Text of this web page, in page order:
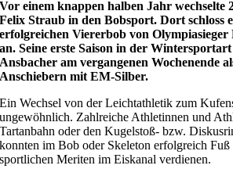
Vor einem knappen halben Jahr wechselte
Felix Straub in den Bobsport. Dort schloss
erfolgreichen Viererbob von Olympiasieger
an. Seine erste Saison in der
Ansbacher am vergangenen Wochenende
Anschiebern mit EM-Silber.
Ein Wechsel von der Leichtathletik zum
ungewöhnlich. Zahlreiche Athletinnen und
Tartanbahn oder den Kugelstoß- bzw.
konnten im Bob oder Skeleton erfolgreich Fuß
sportlichen Meriten im Eiskanal verdienen.